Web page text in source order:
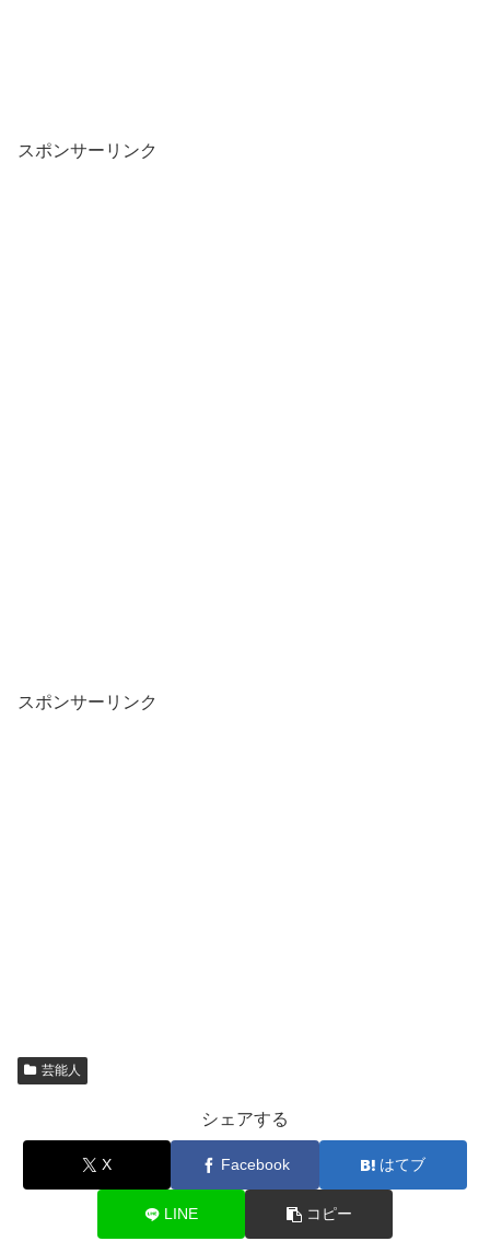
スポンサーリンク
スポンサーリンク
芸能人
シェアする
X Facebook はてブ
LINE コピー